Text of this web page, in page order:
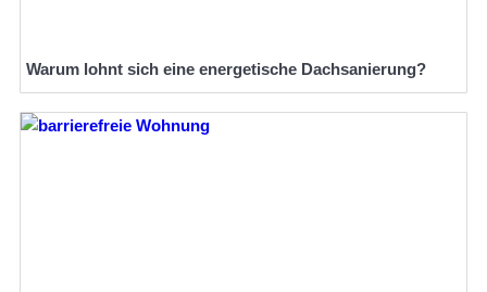
Warum lohnt sich eine energetische Dachsanierung?